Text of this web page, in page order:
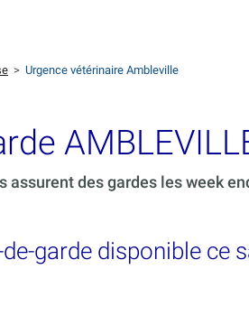
> Urgence vétérinaire Ambleville
assurent des gardes les week
garde disponible ce